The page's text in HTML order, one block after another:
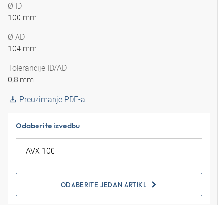
Ø ID
100 mm
Ø AD
104 mm
Tolerancije ID/AD
0,8 mm
Preuzimanje PDF-a
Odaberite izvedbu
ODABERITE JEDAN ARTIKL